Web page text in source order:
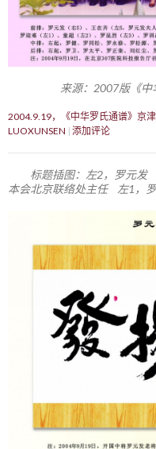
来源：2007版《
2004.9.19，《中华罗氏通谱》京
LUOXUNSEN 添加评论
标题插图：左2，罗元
本会北京联络处主任 左1，